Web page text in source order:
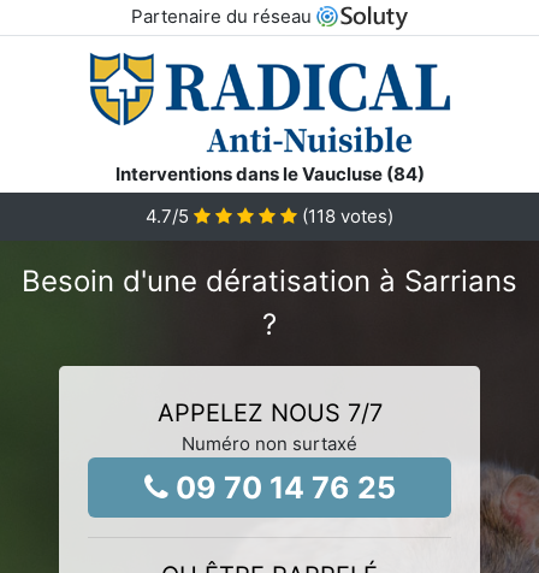
Partenaire du réseau
Interventions dans le Vaucluse (84)
4.7/5 (118 votes)
Besoin d'une dératisation à Sarrians
?
APPELEZ NOUS 7/7
Numéro non surtaxé
09 70 14 76 25